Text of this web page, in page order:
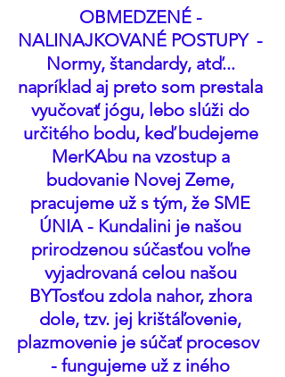
OBMEDZENÉ -
NALINAJKOVANÉ POSTUPY  -
Normy, štandardy, atď...
napríklad aj preto som prestala
vyučovať jógu, lebo slúži do
určitého bodu, keď budejeme
MerKAbu na vzostup a
budovanie Novej Zeme,
pracujeme už s tým, že SME
ÚNIA - Kundalini je našou
prirodzenou súčasťou voľne
vyjadrovaná celou našou
BYTosťou zdola nahor, zhora
dole, tzv. jej krištáľovenie,
plazmovenie je súčať procesov
- fungujeme už z iného